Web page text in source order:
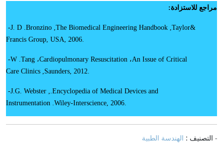
مراجع للاستزادة:
-J. D .Bronzino ,The Biomedical Engineering Handbook ,Taylor&
Francis Group, USA, 2006.
-W .Tang ،Cardiopulmonary Resuscitation ،An Issue of Critical
Care Clinics ,Saunders, 2012.
-J.G. Webster .,Encyclopedia of Medical Devices and
Instrumentation .Wiley-Interscience, 2006.
- التصنيف : الهندسة الطبية